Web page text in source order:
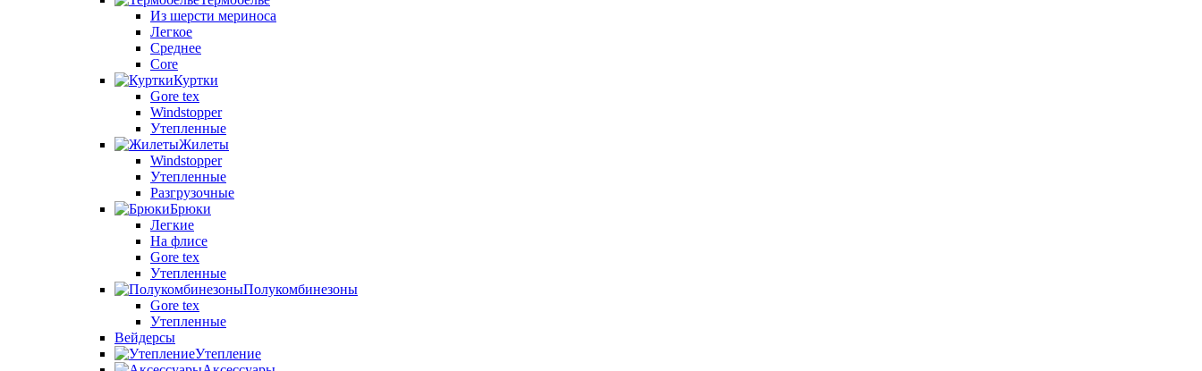
Из шерсти мериноса
Легкое
Среднее
Core
Куртки
Gore tex
Windstopper
Утепленные
Жилеты
Windstopper
Утепленные
Разгрузочные
Брюки
Легкие
На флисе
Gore tex
Утепленные
Полукомбинезоны
Gore tex
Утепленные
Вейдерсы
Утепление